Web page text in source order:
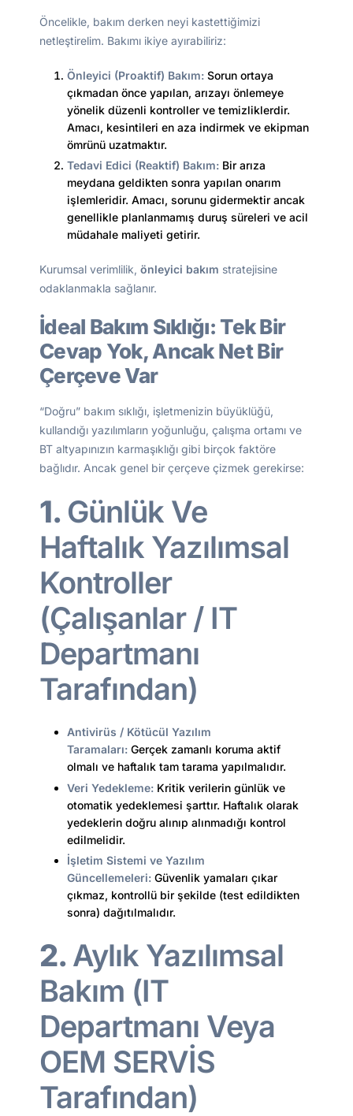
Öncelikle, bakım derken neyi kastettiğimizi
netleştirelim. Bakımı ikiye ayırabiliriz:
Önleyici (Proaktif) Bakım: Sorun ortaya
çıkmadan önce yapılan, arızayı önlemeye
yönelik düzenli kontroller ve temizliklerdir.
Amacı, kesintileri en aza indirmek ve ekipman
ömrünü uzatmaktır.
Tedavi Edici (Reaktif) Bakım: Bir arıza
meydana geldikten sonra yapılan onarım
işlemleridir. Amacı, sorunu gidermektir ancak
genellikle planlanmamış duruş süreleri ve acil
müdahale maliyeti getirir.
Kurumsal verimlilik, önleyici bakım stratejisine
odaklanmakla sağlanır.
İdeal Bakım Sıklığı: Tek Bir
Cevap Yok, Ancak Net Bir
Çerçeve Var
“Doğru” bakım sıklığı, işletmenizin büyüklüğü,
kullandığı yazılımların yoğunluğu, çalışma ortamı ve
BT altyapınızın karmaşıklığı gibi birçok faktöre
bağlıdır. Ancak genel bir çerçeve çizmek gerekirse:
1. Günlük Ve
Haftalık Yazılımsal
Kontroller
(Çalışanlar / IT
Departmanı
Tarafından)
Antivirüs / Kötücül Yazılım
Taramaları: Gerçek zamanlı koruma aktif
olmalı ve haftalık tam tarama yapılmalıdır.
Veri Yedekleme: Kritik verilerin günlük ve
otomatik yedeklemesi şarttır. Haftalık olarak
yedeklerin doğru alınıp alınmadığı kontrol
edilmelidir.
İşletim Sistemi ve Yazılım
Güncellemeleri: Güvenlik yamaları çıkar
çıkmaz, kontrollü bir şekilde (test edildikten
sonra) dağıtılmalıdır.
2.Aylık Yazılımsal
Bakım (IT
Departmanı Veya
OEM SERVİS
Tarafından)